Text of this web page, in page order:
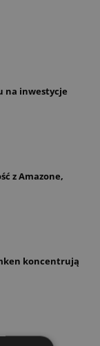
na inwestycje
z Amazone,
koncentrują